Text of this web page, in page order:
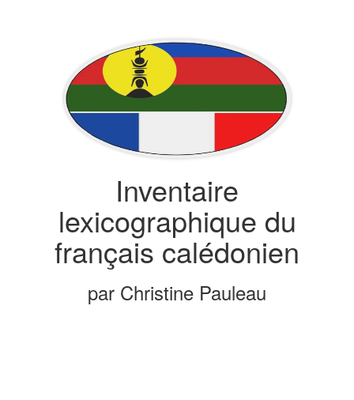
Inventaire
lexicographique du
français calédonien
par Christine Pauleau